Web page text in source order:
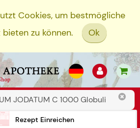
Cookies, um bestmögliche
zu können.
Ok
Rezept Einreichen